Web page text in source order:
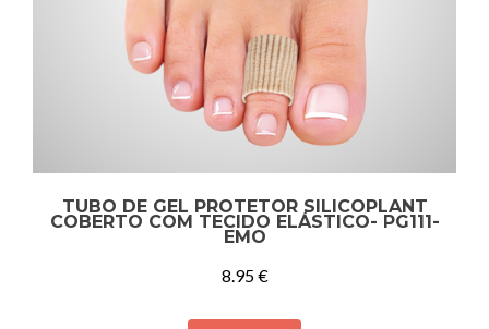
TUBO DE GEL PROTETOR SILICOPLANT
COBERTO COM TECIDO ELÁSTICO- PG111-
EMO
8.95€